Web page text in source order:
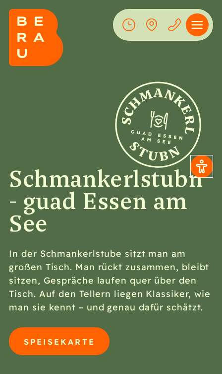
Schmankerlstubn
- guad Essen am
See
In der Schmankerlstube sitzt man am
großen Tisch. Man rückt zusammen, bleibt
sitzen, Gespräche laufen quer über den
Tisch. Auf den Tellern liegen Klassiker, wie
man sie kennt – und genau dafür schätzt.
SPEISEKARTE